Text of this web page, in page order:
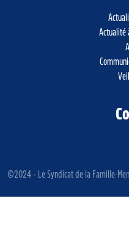
Actualité
©2024 - Le Syndicat de la Famille